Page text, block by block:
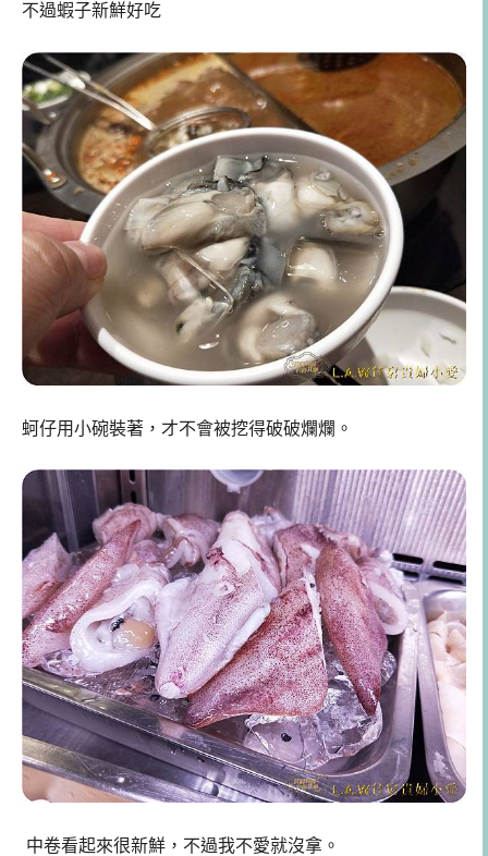
不過蝦子新鮮好吃
蚵仔用小碗裝著，才不會被挖得破破爛爛。
中卷看起來很新鮮，不過我不愛就沒拿。